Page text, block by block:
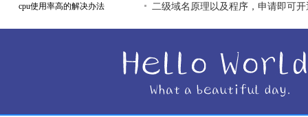
cpu使用率高的解决办法
二级域名原理以及程序，申请即可开